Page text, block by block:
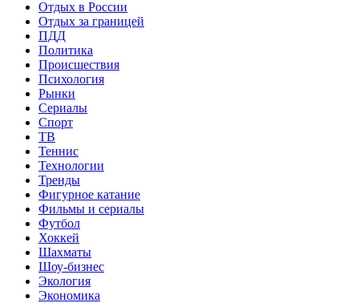
Отдых в России
Отдых за границей
ПДД
Политика
Происшествия
Психология
Рынки
Сериалы
Спорт
ТВ
Теннис
Технологии
Тренды
Фигурное катание
Фильмы и сериалы
Футбол
Хоккей
Шахматы
Шоу-бизнес
Экология
Экономика